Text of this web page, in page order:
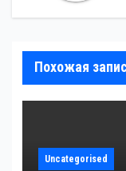
Похожая
Uncategorised